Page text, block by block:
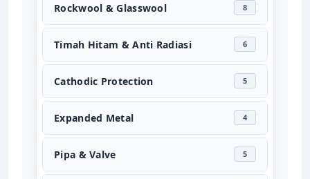
Rockwool & Glasswool 8
Timah Hitam & Anti Radiasi 6
Cathodic Protection 5
Expanded Metal 4
Pipa & Valve 5